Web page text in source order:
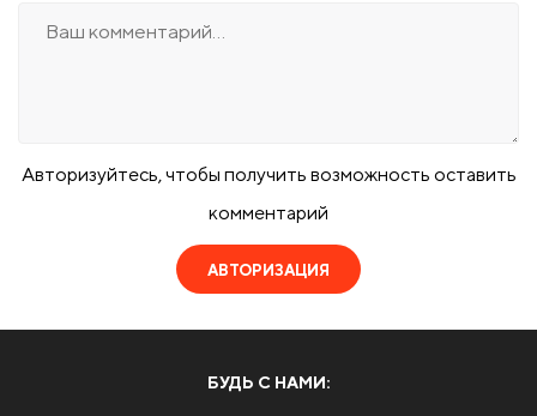
Авторизуйтесь, чтобы получить возможность оставить
комментарий
АВТОРИЗАЦИЯ
БУДЬ С НАМИ: